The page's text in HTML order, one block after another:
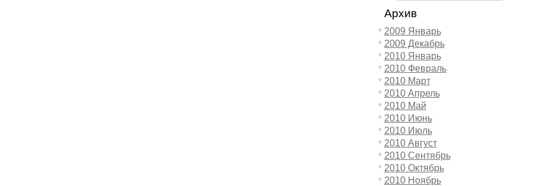
Архив
2009 Январь
2009 Декабрь
2010 Январь
2010 Февраль
2010 Март
2010 Апрель
2010 Май
2010 Июнь
2010 Июль
2010 Август
2010 Сентябрь
2010 Октябрь
2010 Ноябрь